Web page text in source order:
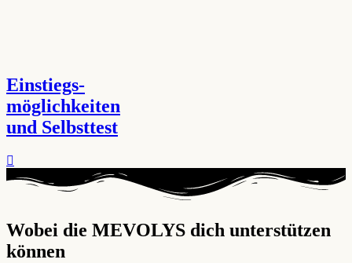
Einstiegs-
möglichkeiten
und Selbsttest
Wobei die MEVOLYS dich unterstützen
können ​